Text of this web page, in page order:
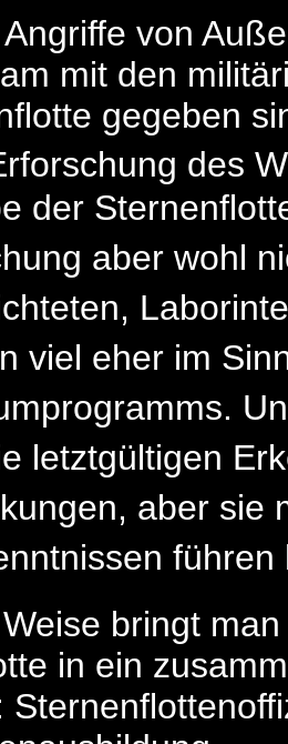
von
mit den
gegeben
des
der
aber wohl
viel eher im
letztgültigen
aber sie
führen
bringt
in ein